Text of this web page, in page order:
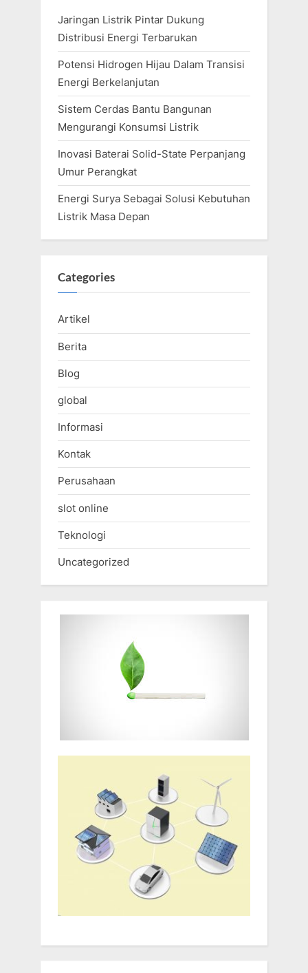
Jaringan Listrik Pintar Dukung
Distribusi Energi Terbarukan
Potensi Hidrogen Hijau Dalam Transisi
Energi Berkelanjutan
Sistem Cerdas Bantu Bangunan
Mengurangi Konsumsi Listrik
Inovasi Baterai Solid-State Perpanjang
Umur Perangkat
Energi Surya Sebagai Solusi Kebutuhan
Listrik Masa Depan
Categories
Artikel
Berita
Blog
global
Informasi
Kontak
Perusahaan
slot online
Teknologi
Uncategorized